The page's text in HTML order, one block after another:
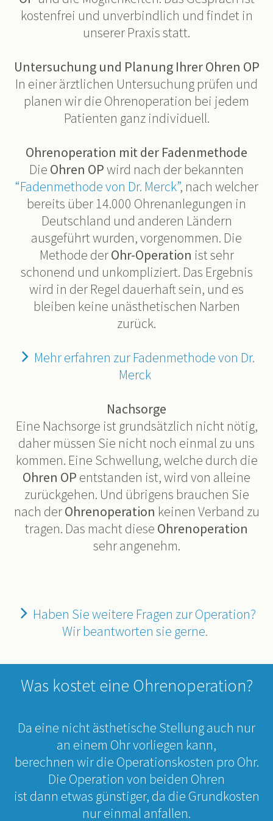
kostenfrei und unverbindlich und findet in
unserer Praxis statt.
Untersuchung und Planung Ihrer Ohren OP
In einer ärztlichen Untersuchung prüfen und
planen wir die Ohrenoperation bei jedem
Patienten ganz individuell.
Ohrenoperation mit der Fadenmethode
Die Ohren OPwird nach der bekannten
“Fadenmethode von Dr. Merck”, nach welcher
bereits über 14.000 Ohrenanlegungen in
Deutschland und anderen Ländern
ausgeführt wurden, vorgenommen. Die
Methode derOhr-Operation ist sehr
schonend und unkompliziert. Das Ergebnis
wird in der Regel dauerhaft sein, und es
bleiben keine unästhetischen Narben
zurück.
Mehr erfahren zur Fadenmethode von Dr.
Merck
Nachsorge
Eine Nachsorge ist grundsätzlich nicht nötig,
daher müssen Sie nicht noch einmal zu uns
kommen. Eine Schwellung, welche durch die
Ohren OP entstanden ist, wird von alleine
zurückgehen. Und übrigens brauchen Sie
nach derOhrenoperation keinen Verband zu
tragen. Das macht diese Ohrenoperation
sehr angenehm.
Haben Sie weitere Fragen zur Operation?
Wir beantworten sie gerne.
Was kostet eine Ohrenoperation?
Da eine nicht ästhetische Stellung auch nur
an einem Ohr vorliegen kann,
berechnen wir die Operationskosten pro Ohr.
Die Operation von beiden Ohren
ist dann etwas günstiger, da die Grundkosten
nur einmal anfallen.